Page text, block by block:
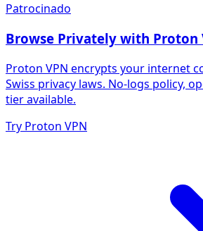
Patrocinado
Browse Privately with Proton
Proton VPN encrypts your internet
Swiss privacy laws. No-logs policy,
tier available.
Try Proton VPN